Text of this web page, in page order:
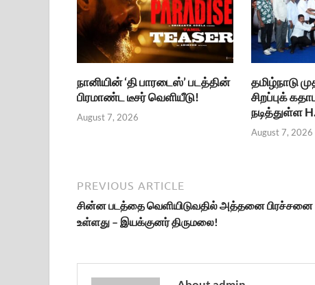
நானியின் ‘தி பாரடைஸ்’ படத்தின்
பிரமாண்ட டீசர் வெளியீடு!
August 7, 2026
தமிழ்நாடு
சிறப்புக்
நடித்துள்ள
August 7, 2026
PREVIOUS ARTICLE
சின்ன படத்தை வெளியிடுவதில் அத்தனை பிரச்சனை
உள்ளது – இயக்குனர் திருமலை!